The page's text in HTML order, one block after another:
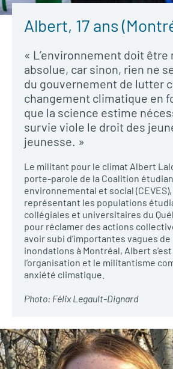
Albert, 17 ans
« L’environnement doit
absolue, car sinon, rien ne
du gouvernement de lutter
changement climatique en
que la science estime
survie viole le droit des
jeunesse. »
Le militant pour le climat Albert
porte-parole de la Coalition
environnemental et social
représentant les populations
collégiales et universitaires du
pour réclamer des actions
avoir subi d’importantes vagues
inondations à Montréal, Albert
l’organisation et le militantisme
anxiété climatique.
Photo: Félix Legault-Dignard